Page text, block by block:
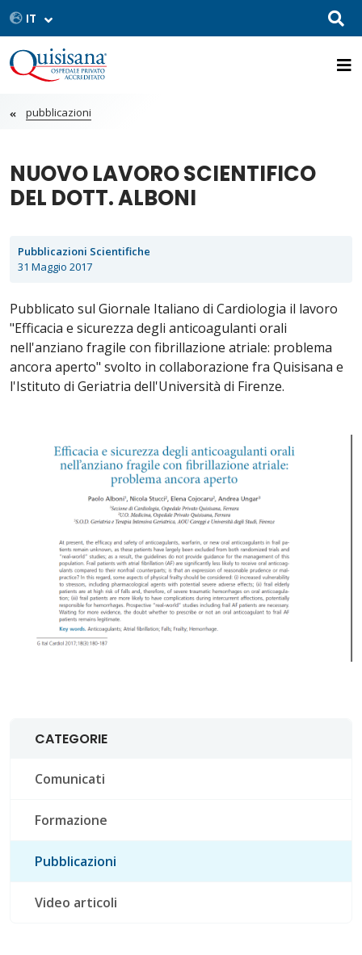
pubblicazioni
NUOVO LAVORO SCIENTIFICO
DEL DOTT. ALBONI
Pubblicazioni Scientifiche
31 Maggio 2017
Pubblicato sul Giornale Italiano di Cardiologia il lavoro
"Efficacia e sicurezza degli anticoagulanti orali
nell'anziano fragile con fibrillazione atriale: problema
ancora aperto" svolto in collaborazione fra Quisisana e
l'Istituto di Geriatria dell'Università di Firenze.
CATEGORIE
Comunicati
Formazione
Pubblicazioni
Video articoli